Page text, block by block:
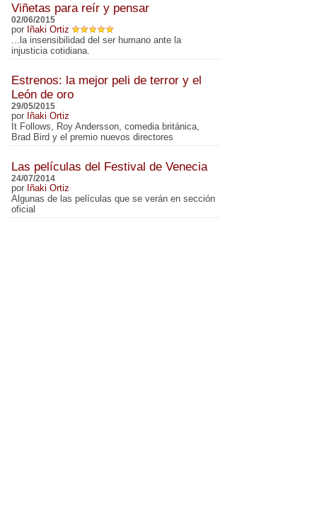
Viñetas para reír y pensar
02/06/2015
por Iñaki Ortiz
...la insensibilidad del ser humano ante la
injusticia cotidiana.
Estrenos: la mejor peli de terror y el
León de oro
29/05/2015
por Iñaki Ortiz
It Follows, Roy Andersson, comedia británica,
Brad Bird y el premio nuevos directores
Las películas del Festival de Venecia
24/07/2014
por Iñaki Ortiz
Algunas de las películas que se verán en sección
oficial